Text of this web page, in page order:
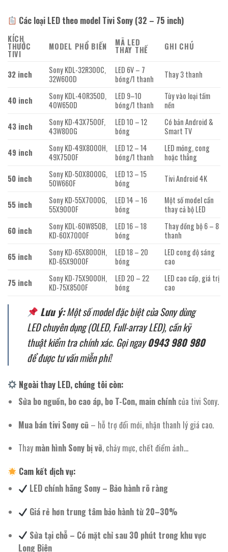
Các loại LED theo model Tivi Sony (32 – 75 inch)
KÍCH
THƯỚC
TIVI
MODEL PHỔ BIẾN MÃ LED
THAY THẾ GHI CHÚ
32 inch
Sony KDL-32R300C,
32W600D
LED 6V – 7
bóng/1 thanh
Thay 3 thanh
40 inch
Sony KDL-40R350D,
40W650D
LED 9–10
bóng/1 thanh
Tùy vào loại tấm
nền
43 inch
Sony KD-43X7500F,
43W800G
LED 10 – 12
bóng
Có bản Android &
Smart TV
49 inch
Sony KD-49X8000H,
49X7500F
LED 12 – 14
bóng/1 thanh
LED mỏng, cong
hoặc thẳng
50 inch
Sony KD-50X8000G,
50W660F
LED 13 – 15
bóng
Tivi Android 4K
55 inch
Sony KD-55X7000G,
55X9000F
LED 14 – 16
bóng
Một số model cần
thay cả bộ LED
60 inch
Sony KDL-60W850B,
KD-60X7000F
LED 16 – 18
bóng
Thay đồng bộ 6 – 8
thanh
65 inch
Sony KD-65X8000H,
KD-65X9000F
LED 18 – 20
bóng
LED cong độ sáng
cao
75 inch
Sony KD-75X9000H,
KD-75X8500F
LED 20 – 22
bóng
LED cao cấp, giá trị
cao
Lưu ý:Một số model đặc biệt của Sony dùng
LED chuyên dụng (OLED, Full-array LED), cần kỹ
thuật kiểm tra chính xác. Gọi ngay0943 980 980
để được tư vấn miễn phí!
Ngoài thay LED, chúng tôi còn:
Sửa bo nguồn, bo cao áp, bo T-Con, main chínhcủa tivi Sony.
Mua bán tivi Sony cũ– hỗ trợ đổi mới, nhận thanh lý giá cao.
Thay màn hình Sony bị vỡ, chảy mực, chết điểm ảnh…
Cam kết dịch vụ:
LED chính hãng Sony – Bảo hành rõ ràng
Giá rẻ hơn trung tâm bảo hành từ 20–30%
Sửa tại chỗ – Có mặt chỉ sau 30 phút trong khu vực
Long Biên